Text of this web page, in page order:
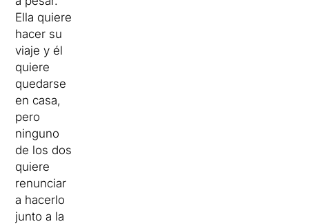
Ella quiere
hacer su
viaje y él
quiere
quedarse
en casa,
pero
ninguno
de los dos
quiere
renunciar
a hacerlo
junto a la